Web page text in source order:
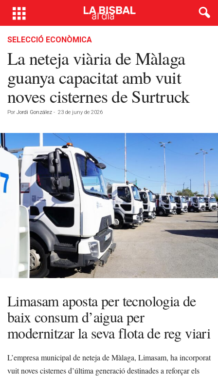
SELECCIÓ ECONÒMICA
La neteja viària de Màlaga
guanya capacitat amb vuit
noves cisternes de Surtruck
Por Jordi González - 23 de juny de 2026
Limasam aposta per tecnologia de
baix consum d’aigua per
modernitzar la seva flota de reg viari
L’empresa municipal de neteja de Màlaga, Limasam, ha incorporat
vuit noves cisternes d’última generació destinades a reforçar els